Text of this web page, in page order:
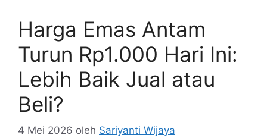
Harga Emas Antam
Turun Rp1.000 Hari Ini:
Lebih Baik Jual atau
Beli?
4 Mei 2026 oleh Sariyanti Wijaya